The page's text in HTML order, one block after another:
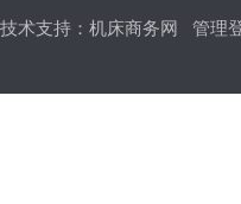
技术支持： 机床商务网 管理